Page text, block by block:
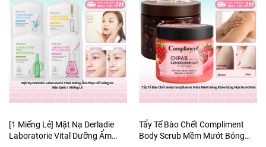
[1 Miếng Lẻ] Mặt Nạ Derladie
Laboratorie Vital Dưỡng Ẩm
Tẩy Tế Bào Chết Compliment
Body Scrub Mềm Mướt Bóng